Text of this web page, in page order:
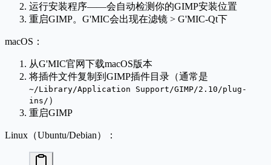
运行安装程序——会自动检测你的GIMP安装位置
重启GIMP。G'MIC会出现在滤镜 > G'MIC-Qt下
macOS：
从G'MIC官网下载macOS版本
将插件文件复制到GIMP插件目录（通常是
~/Library/Application Support/GIMP/2.10/plug-
ins/ ）
重启GIMP
Linux（Ubuntu/Debian）：